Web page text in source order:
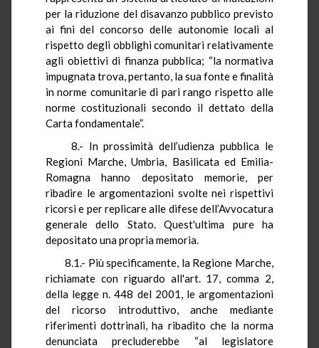
per la riduzione del disavanzo pubblico previsto
ai fini del concorso delle autonomie locali al
rispetto degli obblighi comunitari relativamente
agli obiettivi di finanza pubblica; “la normativa
impugnata trova, pertanto, la sua fonte e finalità
in norme comunitarie di pari rango rispetto alle
norme costituzionali secondo il dettato della
Carta fondamentale”.
8.- In prossimità dell’udienza pubblica le
Regioni Marche, Umbria, Basilicata ed Emilia-
Romagna hanno depositato memorie, per
ribadire le argomentazioni svolte nei rispettivi
ricorsi e per replicare alle difese dell’Avvocatura
generale dello Stato. Quest'ultima pure ha
depositato una propria memoria.
8.1.- Più specificamente, la Regione Marche,
richiamate con riguardo all'art. 17, comma 2,
della legge n. 448 del 2001, le argomentazioni
del ricorso introduttivo, anche mediante
riferimenti dottrinali, ha ribadito che la norma
denunciata precluderebbe “al legislatore